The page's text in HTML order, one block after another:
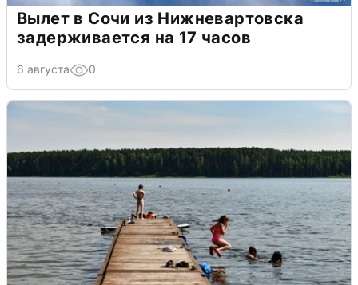
Вылет в Сочи из Нижневартовска
задерживается на 17 часов
6 августа 0